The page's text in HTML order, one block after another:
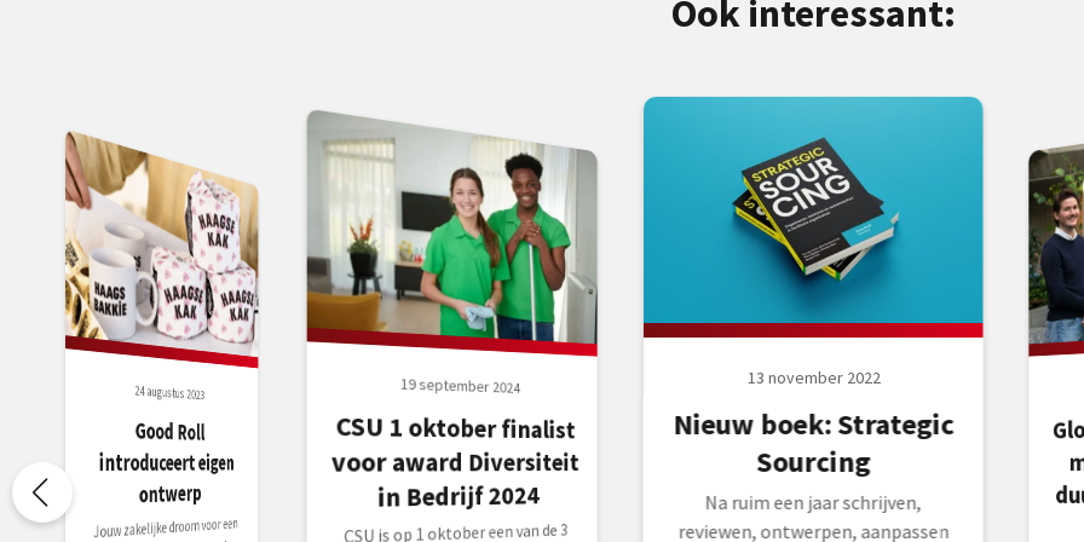
Ook interessant:
24 augustus 2023
Good Roll
introduceert eigen
ontwerp
Jouw zakelijke droom voor een
19 september 2024
CSU 1 oktober finalist
voor award Diversiteit
in Bedrijf 2024
CSU is op 1 oktober een van de 3
13 november 2022
Nieuw boek: Strategic
Sourcing
Na ruim een jaar schrijven,
reviewen, ontwerpen, aanpassen